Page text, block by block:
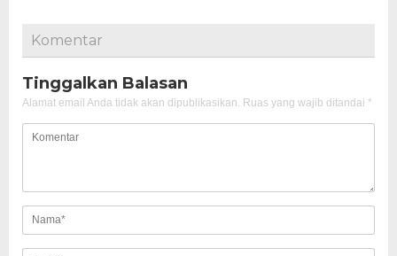
Komentar
Tinggalkan Balasan
Alamat email Anda tidak akan dipublikasikan. Ruas yang wajib ditandai *